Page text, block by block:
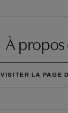
À
VISITER LA PAGE